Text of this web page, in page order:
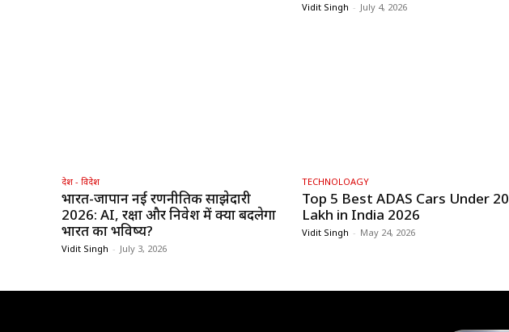
Vidit Singh - July 4, 2026
देश - विदेश
भारत-जापान नई रणनीतिक साझेदारी
2026: AI, रक्षा और निवेश में क्या बदलेगा
भारत का भविष्य?
Vidit Singh - July 3, 2026
TECHNOLOAGY
Top 5 Best ADAS Cars Under ₹20
Lakh in India 2026
Vidit Singh - May 24, 2026